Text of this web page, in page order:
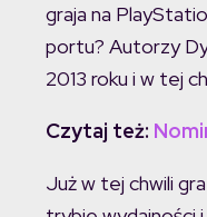
graja na
portu? Autorzy
2013 roku i w tej
Czytaj też:
Już w tej chwili